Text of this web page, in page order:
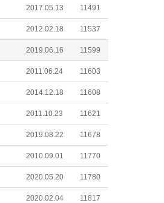
2017.05.13 11491
2012.02.18 11537
2019.06.16 11599
2011.06.24 11603
2014.12.18 11608
2011.10.23 11621
2019.08.22 11678
2010.09.01 11770
2020.05.20 11780
2020.02.04 11817